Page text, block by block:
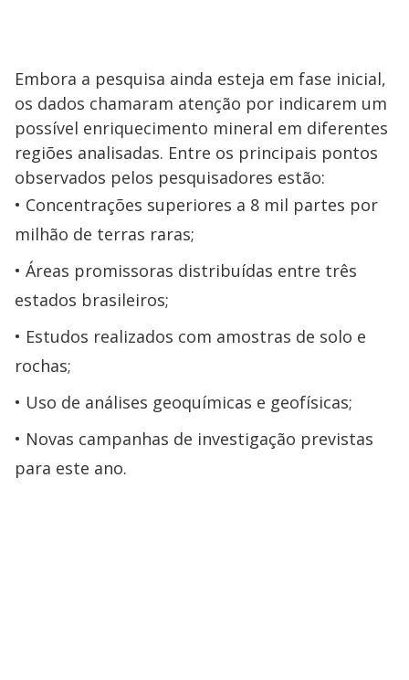
Embora a pesquisa ainda esteja em fase inicial,
os dados chamaram atenção por indicarem um
possível enriquecimento mineral em diferentes
regiões analisadas. Entre os principais pontos
observados pelos pesquisadores estão:
Concentrações superiores a 8 mil partes por
milhão de terras raras;
Áreas promissoras distribuídas entre três
estados brasileiros;
Estudos realizados com amostras de solo e
rochas;
Uso de análises geoquímicas e geofísicas;
Novas campanhas de investigação previstas
para este ano.